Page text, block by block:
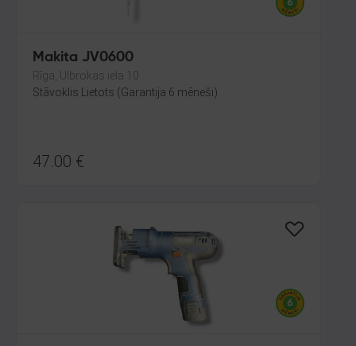
Makita JV0600
Rīga, Ulbrokas iela 10
Stāvoklis Lietots (Garantija 6 mēneši)
47.00 €